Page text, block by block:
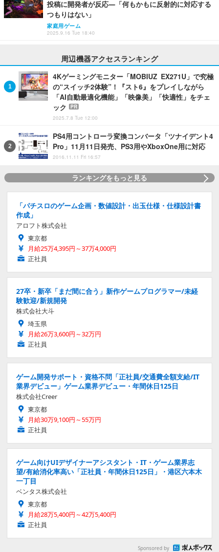
投稿に開発者が反応―「何もかもに反射的に対応する
つもりはない」
家庭用ゲーム
2025.9.16 Tue 18:40
周辺機器アクセスランキング
4Kゲーミングモニター「MOBIUZ EX271U」で究極
の“スイッチ2体験”！『スト6』をプレイしながら
「AI自動最適化機能」「映像美」「快適性」をチェ
ック
PR
2025.7.8 Tue 12:00
PS4用コントローラ変換コンバータ「ツナイデント4
Pro」11月11日発売、PS3用やXboxOne用に対応
2016.11.11 Fri 16:57
ランキングをもっと見る
「パチスロのゲーム企画・数値設計・出玉仕様・仕様設計書
作成」
アロフト株式会社
東京都
月給25万4,395円～37万4,000円
正社員
27卒・新卒「まだ間に合う」新作ゲームプログラマー/未経
験歓迎/新規開発
株式会社大斗
埼玉県
月給26万3,600円～32万円
正社員
ゲーム開発サポート・資格不問「正社員/交通費全額支給/IT
業界デビュー」ゲーム業界デビュー・年間休日125日
株式会社Creer
東京都
月給30万9,100円～55万円
正社員
ゲーム向けUIデザイナーアシスタント・IT・ゲーム業界志
望/有給消化率高い「正社員・年間休日125日」・港区六本木
一丁目
ベンタス株式会社
東京都
月給28万5,400円～42万5,400円
正社員
Sponsored by